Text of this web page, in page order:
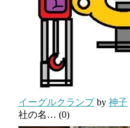
イーグルクランプby 神子
社の名… (0)